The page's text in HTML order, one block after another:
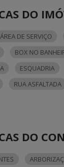
DO
ÁREA DE SERVIÇO
BOX NO
ESQUADRIA
RUA ASFALTADA
DO